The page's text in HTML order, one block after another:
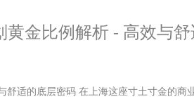
黄金比例解析 - 高效与
适的底层密码 在上海这座寸土寸金的商